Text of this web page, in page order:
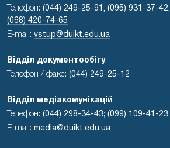
Телефон: (044) 249-25-91; (095) 931-37-42;
(068) 420-74-65
E-mail: vstup@duikt.edu.ua
Відділ документообігу
Телефон / факс: (044) 249-25-12
Відділ медіакомунікацій
Телефон: (044) 298-34-43; (099) 109-41-23
E-mail: media@duikt.edu.ua